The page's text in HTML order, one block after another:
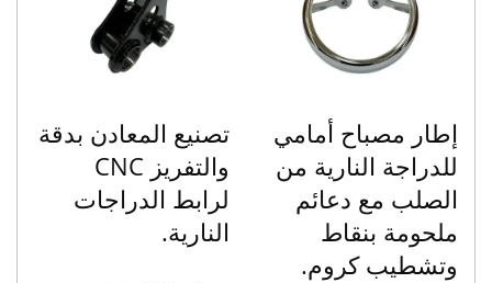
إطار مصباح أمامي
للدراجة النارية من
الصلب مع دعائم
ملحومة بنقاط
وتشطيب كروم.
تصنيع المعادن بدقة
والتفريز CNC
لرابط الدراجات
النارية.